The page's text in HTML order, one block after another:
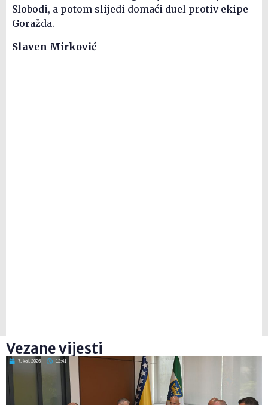
Slobodi, a potom slijedi domaći duel protiv ekipe
Goražda.
Slaven Mirković
Vezane vijesti
7. kol. 2026 12:41